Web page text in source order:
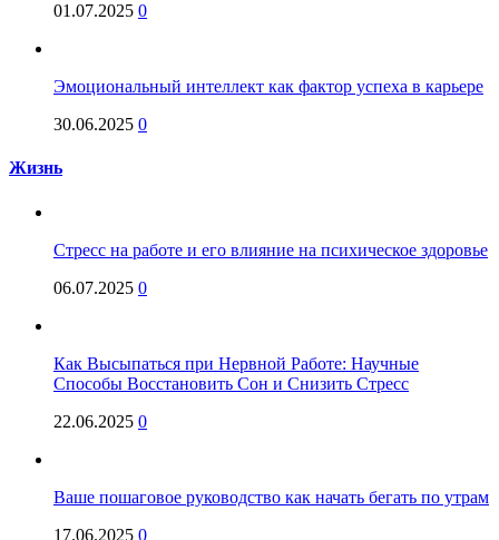
01.07.2025 0
Эмоциональный интеллект как фактор успеха в карьере
30.06.2025 0
Жизнь
Стресс на работе и его влияние на психическое здоровье
06.07.2025 0
Как Высыпаться при Нервной Работе: Научные
Способы Восстановить Сон и Снизить Стресс
22.06.2025 0
Ваше пошаговое руководство как начать бегать по утрам
17.06.2025 0